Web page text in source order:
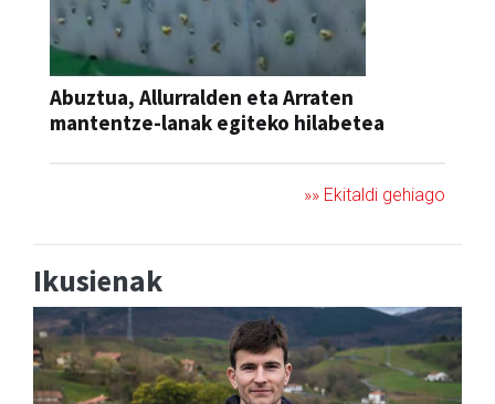
Abuztua, Allurralden eta Arraten
mantentze-lanak egiteko hilabetea
»» Ekitaldi gehiago
Ikusienak